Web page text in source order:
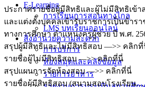
E-Learning
การเรียนการสอนทางไกล
LMS บทเรียนออนไลน์
สิ่งอำนวยความสะดวก
การบริการ
ห้องสมุดและคลังข้อมูล
รายการอาหาร
ประกาศรายชื่อผู้มีสิทธิและผู้ไม่มีสิทธิเข้า
และแต่งตั้งบุคคลเข้ารับราชการเป็นข้าร
ทางการศึกษา ตำแหน่งครูผู้ช่วย ปี พ.ศ.
สรุปผู้มีสิทธิและไม่มีสิทธิสอบ —>> คลิก
รายชื่อผู้ไม่มีสิทธิสอบ —>> คลิกที่นี่
สรุปแผนการจัดห้องสอบ —>> คลิกที่นี่
รายชื่อผุ้มีสิทธิสอบ (สนามสอบโรงเรีย